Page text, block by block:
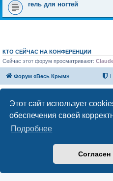
Этот сайт использует
обеспечения своей
Подробнее
Согласен
гель для ногтей
КТО СЕЙЧАС НА КОНФЕРЕНЦИИ
Сейчас этот форум просматривают:
Форум «Весь Крым»